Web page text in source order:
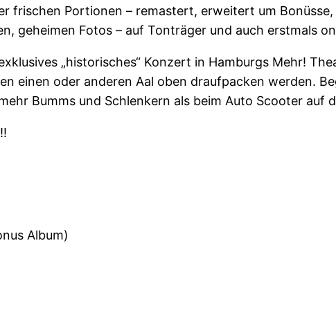
frischen Portionen – remastert, erweitert um
geheimen Fotos – auf Tonträger und auch erstmals
„historisches“ Konzert in Hamburgs Mehr!
einen oder anderen Aal oben draufpacken werden.
Bumms und Schlenkern als beim Auto Scooter auf
Album)